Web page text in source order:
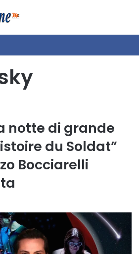
notte di grande
du Soldat”
Bocciarelli